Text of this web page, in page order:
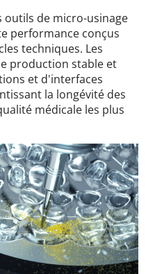
outils de micro-usinage
performance conçus
techniques. Les
production stable et
et d'interfaces
la longévité des
médicale les plus